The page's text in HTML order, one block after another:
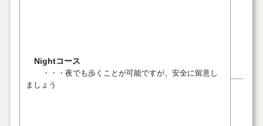
Nightコース
・・・夜でも歩くことが可能ですが、安全に留意し
ましょう